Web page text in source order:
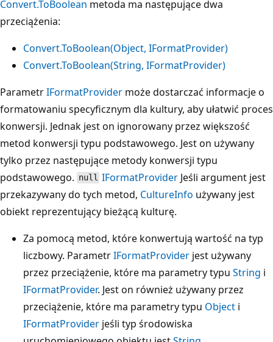
Convert.ToBoolean metoda ma następujące dwa
przeciążenia:
Convert.ToBoolean(Object, IFormatProvider)
Convert.ToBoolean(String, IFormatProvider)
ParametrIFormatProvider może dostarczać informacje o
formatowaniu specyficznym dla kultury, aby ułatwić proces
konwersji. Jednak jest on ignorowany przez większość
metod konwersji typu podstawowego. Jest on używany
tylko przez następujące metody konwersji typu
podstawowego. null IFormatProvider Jeśli argument jest
przekazywany do tych metod, CultureInfo używany jest
obiekt reprezentujący bieżącą kulturę.
Za pomocą metod, które konwertują wartość na typ
liczbowy. ParametrIFormatProvider jest używany
przez przeciążenie, które ma parametry typu String i
IFormatProvider. Jest on również używany przez
przeciążenie, które ma parametry typu Object i
IFormatProvider jeśli typ środowiska